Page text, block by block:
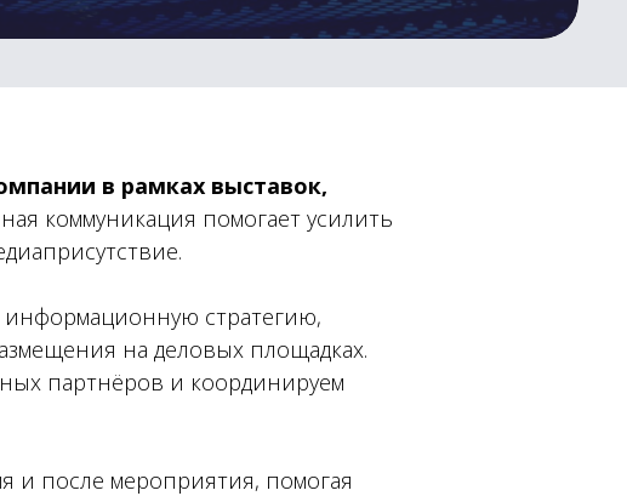
в рамках выставок,
коммуникация помогает усилить
информационную стратегию,
на деловых площадках.
партнёров и координируем
и после мероприятия, помогая